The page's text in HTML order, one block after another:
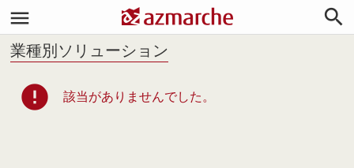


業種別ソリューション
error 該当がありませんでした。